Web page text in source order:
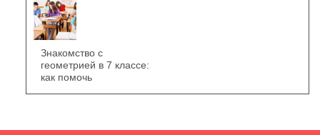
Знакомство с
геометрией в 7 классе:
как помочь